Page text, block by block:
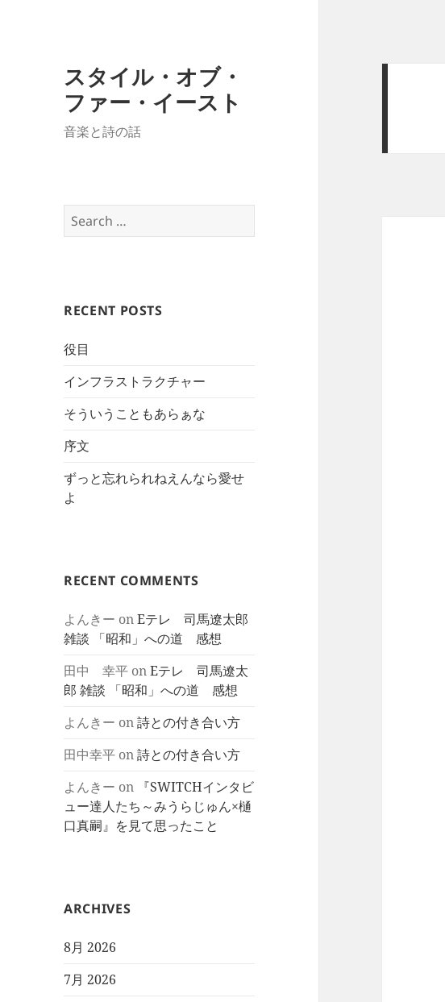
スタイル・オブ・
ファー・イースト
音楽と詩の話
Search
for:
RECENT POSTS
役目
インフラストラクチャー
そういうこともあらぁな
序文
ずっと忘れられねえんなら愛せ
よ
RECENT COMMENTS
よんきー onEテレ 司馬遼太郎
雑談 「昭和」への道 感想
田中 幸平 onEテレ 司馬遼太
郎 雑談 「昭和」への道 感想
よんきー on詩との付き合い方
田中幸平 on詩との付き合い方
よんきー on 『SWITCHインタビ
ュー達人たち～みうらじゅん×樋
口真嗣』を見て思ったこと
ARCHIVES
8月 2026
7月 2026